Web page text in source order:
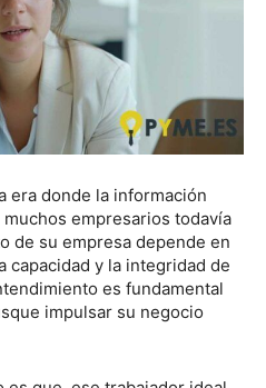
era donde la información
empresarios todavía
de su empresa depende en
capacidad y la integridad de
es fundamental
impulsar su negocio